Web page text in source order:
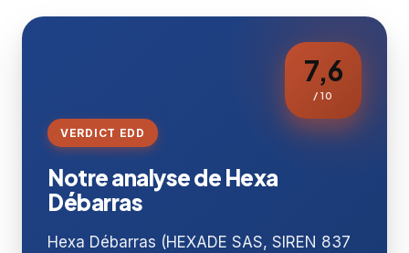
VERDICT EDD
Notre analyse de Hexa
Débarras
Hexa Débarras (HEXADE SAS, SIREN 837
7,6
/ 10